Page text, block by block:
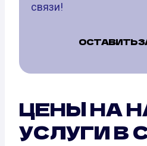
связи!
ОСТАВИТЬ
ЦЕНЫ НА
УСЛУГИ В